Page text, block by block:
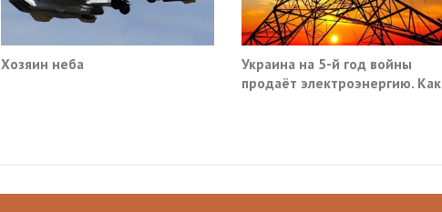
Хозяин неба
Украина на 5-й год войны
продаёт электроэнергию. Как